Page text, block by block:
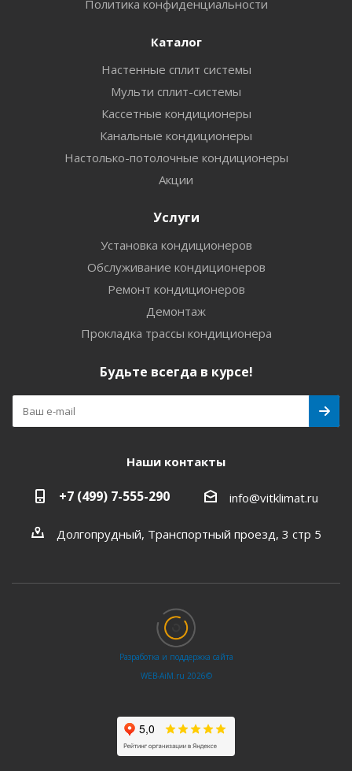
Политика конфиденциальности
Каталог
Настенные сплит системы
Мульти сплит-системы
Кассетные кондиционеры
Канальные кондиционеры
Настолько-потолочные кондиционеры
Акции
Услуги
Установка кондиционеров
Обслуживание кондиционеров
Ремонт кондиционеров
Демонтаж
Прокладка трассы кондиционера
Будьте всегда в курсе!
Наши контакты
+7 (499) 7-555-290 info@vitklimat.ru
Долгопрудный, Транспортный проезд, 3 стр 5
Разработка и поддержка сайта
WEB‑AiM.ru 2026©